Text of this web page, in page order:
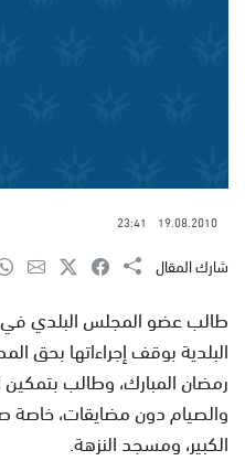
19.08.2010
23:41
شارك المقال
طالب عضو المجلس البلدي
البلدية بوقف إجراءاتها بحق
رمضان المبارك، وطالب
والصيام دون مضايقات، خاصة
الكبير، ومسجد النزهة.